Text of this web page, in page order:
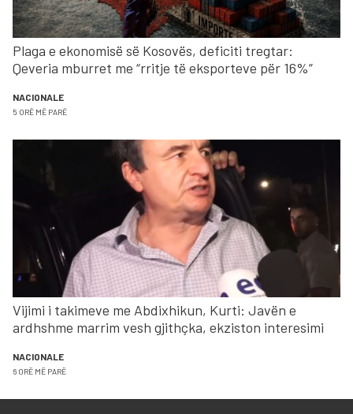
Plaga e ekonomisë së Kosovës, deficiti tregtar:
Qeveria mburret me “rritje të eksporteve për 16%”
NACIONALE
5 ORË MË PARË
Vijimi i takimeve me Abdixhikun, Kurti: Javën e
ardhshme marrim vesh gjithçka, ekziston interesimi
NACIONALE
6 ORË MË PARË